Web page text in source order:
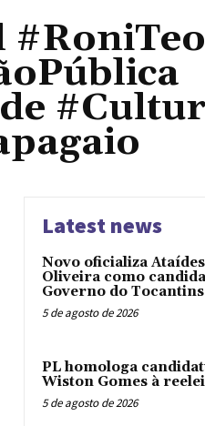
Latest news
Novo oficializa Ataídes
Oliveira como
Governo do Tocantins
5 de agosto de 2026
PL homologa
Wiston Gomes à
5 de agosto de 2026